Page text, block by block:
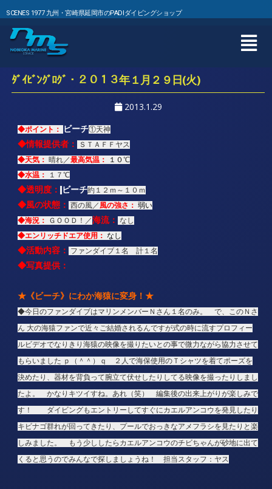
SCENES 1977 九州・宮崎県延岡市のPADIダイビングショップ
ﾀﾞｲﾋﾞﾝｸﾞﾛｸﾞ・２０１３年１月２９日(火)
2013.1.29
◆ポイント： ビーチ①天神
◆情報提供者： ＳＴＡＦＦヤス
◆天気： 晴れ／最高気温： １０ ℃
◆水温： １７℃
◆透明度： ビーチ約１２ｍ～１０ｍ
◆風の状態： 西の風／ 風の強さ： 弱い
◆海況： ＧＯＯＤ！／海流： なし
◆エンリッチドエア使用： なし
◆活動内容： ファンダイブ１名 計１名
◆写真提供：
★《ビーチ》にわか海猿に変身！★
◆今日のファンダイブはマリンメンバーＮさん１名のみ。 で、このＮさ
ん 大の海猿ファンで近々ご結婚されるんですが式の時に流すプロフィー
ルビデオでなりきり海猿の映像を撮りたいとの事で微力ながら協力させて
もらいました ｐ（＾＾）ｑ ２人で海保使用のＴシャツを着てポーズを
決めたり、器材を背負って腕立て伏せしたりしてる映像を撮ったりしまし
たよ。 かなりキツイすね。あれ（笑） 編集後の出来上がりが楽しみで
す！ ダイビングもエントリーしてすぐにカエルアンコウを発見したり
キビナゴ群れが回ってきたり、プールでおっきなアメフラシを見たりと楽
しみました。 もう少ししたらカエルアンコウのチビちゃんが砂地に出て
くると思うのでみんなで探しましょうね！ 担当スタッフ：ヤス